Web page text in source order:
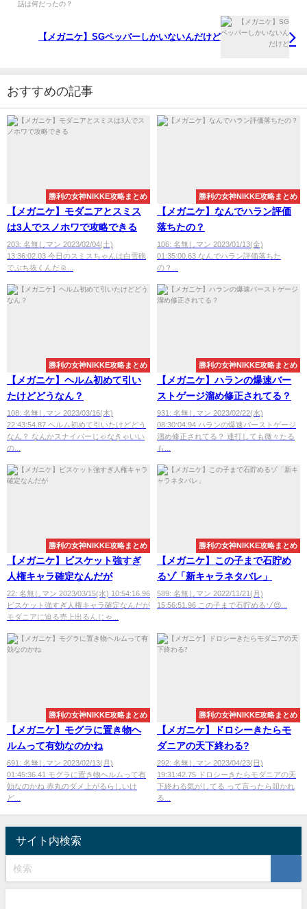
【メガニケ】SGペッパーしかいないんだけど
おすすめの記事
勝利の女神NIKKE攻略まとめ
【メガニケ】モダニアとスミス
は3人でスノホワで攻略できる
203: 名無しマン 2023/02/04(土)
13:36:02.03 今日のスミスちゃんは白雪砲
でぶち抜くんだ☺...
勝利の女神NIKKE攻略まとめ
【メガニケ】なんでハラン評価
落ちたの？
106: 名無しマン 2023/01/13(金)
01:35:00.63 なんでハラン評価落ちた
の？...
勝利の女神NIKKE攻略まとめ
【メガニケ】ヘルム初めて引い
たけどどうなん？
108: 名無しマン 2023/03/16(木)
22:43:54.87 ヘルム初めて引いたけどどう
なん？ なんかスナイパーじゃなきゃいい
の...
勝利の女神NIKKE攻略まとめ
【メガニケ】ハランの爆速バー
ストゲージ溜め修正されてる？
931: 名無しマン 2023/02/22(水)
08:30:04.94 ハランの爆速バーストゲージ
溜め修正されてる？ 連打しても微々たる
も...
勝利の女神NIKKE攻略まとめ
【メガニケ】ビスケット強すぎ
人権キャラ確定なんだが
22: 名無しマン 2023/03/15(水) 10:54:16.96
ビスケット強すぎ人権キャラ確定なんだが
モダニアに迫る売上出るんじゃ...
勝利の女神NIKKE攻略まとめ
【メガニケ】この子まで石貯め
るゾ「新キャラネタバレ」
589: 名無しマン 2022/11/21(月)
15:56:51.96 この子まで石貯めるゾ😍...
勝利の女神NIKKE攻略まとめ
【メガニケ】モグラに置き物ヘ
ルムって有効なのかね
691: 名無しマン 2023/02/13(月)
01:45:36.41 モグラに置き物ヘルムって有
効なのかね 赤丸のダメ上がるらしいけ
ど...
勝利の女神NIKKE攻略まとめ
【メガニケ】ドロシーきたらモ
ダニアの天下終わる?
292: 名無しマン 2023/04/23(日)
19:31:42.75 ドロシーきたらモダニアの天
下終わる気がしてる って言ったら叩かれ
る...
サイト内検索